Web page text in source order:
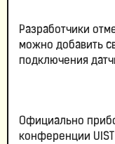
Разработчики
можно добавить
подключения
Официально
конференции UIST